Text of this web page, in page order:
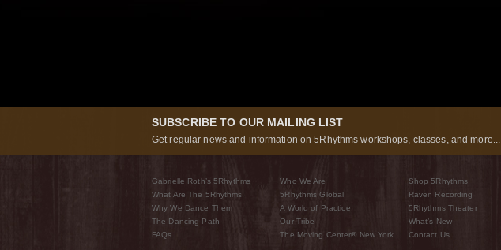
SUBSCRIBE TO OUR MAILING LIST
Get regular news and information on 5Rhythms workshops, classes, and more...
Gabrielle Roth’s 5Rhythms
What Are The 5Rhythms
Why We Dance Them
The Dancing Path
FAQs
Who We Are
5Rhythms Global
A World of Practice
Our Tribe
The Moving Center® New York
Shop 5Rhythms
Raven Recording
5Rhythms Theater
What’s New
Contact Us